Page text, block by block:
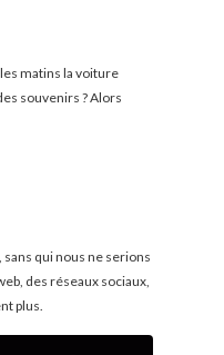
matins la voiture
souvenirs ? Alors
qui nous ne serions
des réseaux sociaux,
plus.